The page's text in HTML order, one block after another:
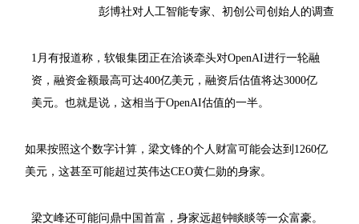
彭博社对人工智能专家、初创公司创始人的调查
1月有报道称，软银集团正在洽谈牵头对OpenAI进行一轮融
资，融资金额最高可达400亿美元，融资后估值将达3000亿
美元。也就是说，这相当于OpenAI估值的一半。
如果按照这个数字计算，梁文锋的个人财富可能会达到1260亿
美元，这甚至可能超过英伟达CEO黄仁勋的身家。
梁文峰还可能问鼎中国首富，身家远超钟睒睒等一众富豪。